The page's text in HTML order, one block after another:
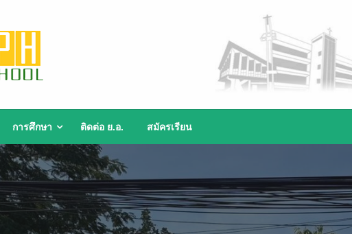
การศึกษา ติดต่อ ย.อ. สมัครเรียน